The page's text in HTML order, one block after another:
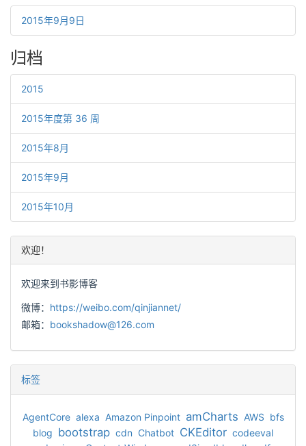
2015年9月9日
归档
2015
2015年度第 36 周
2015年8月
2015年9月
2015年10月
欢迎！
欢迎来到书影博客
微博： https://weibo.com/qinjiannet/
邮箱： bookshadow@126.com
标签
AgentCore alexa Amazon Pinpoint amCharts AWS bfs
blog bootstrap cdn Chatbot CKEditor codeeval